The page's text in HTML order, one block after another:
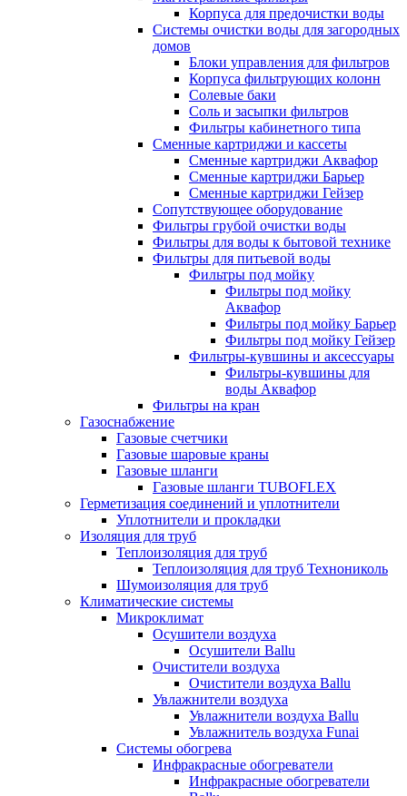
Корпуса для предочистки воды
Системы очистки воды для загородных
домов
Блоки управления для фильтров
Корпуса фильтрующих колонн
Солевые баки
Соль и засыпки фильтров
Фильтры кабинетного типа
Сменные картриджи и кассеты
Сменные картриджи Аквафор
Сменные картриджи Барьер
Сменные картриджи Гейзер
Сопутствующее оборудование
Фильтры грубой очистки воды
Фильтры для воды к бытовой технике
Фильтры для питьевой воды
Фильтры под мойку
Фильтры под мойку
Аквафор
Фильтры под мойку Барьер
Фильтры под мойку Гейзер
Фильтры-кувшины и аксессуары
Фильтры-кувшины для
воды Аквафор
Фильтры на кран
Газоснабжение
Газовые счетчики
Газовые шаровые краны
Газовые шланги
Газовые шланги TUBOFLEX
Герметизация соединений и уплотнители
Уплотнители и прокладки
Изоляция для труб
Теплоизоляция для труб
Теплоизоляция для труб Технониколь
Шумоизоляция для труб
Климатические системы
Микроклимат
Осушители воздуха
Осушители Ballu
Очистители воздуха
Очистители воздуха Ballu
Увлажнители воздуха
Увлажнители воздуха Ballu
Увлажнитель воздуха Funai
Системы обогрева
Инфракрасные обогреватели
Инфракрасные обогреватели